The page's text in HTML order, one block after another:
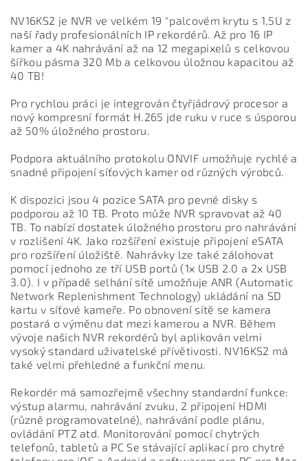
NV16KS2 je NVR ve velkém 19 "palcovém krytu s 1,5U z
naší řady profesionálních IP rekordérů. Až pro 16 IP
kamer a 4K nahrávání až na 12 megapixelů s celkovou
šířkou pásma 320 Mb a celkovou úložnou kapacitou až
40 TB!
Pro rychlou práci je integrován čtyřjádrový procesor a
nový kompresní formát H.265 jde ruku v ruce s úsporou
až 50% úložného prostoru.
Podpora aktuálního protokolu ONVIF umožňuje rychlé a
snadné připojení síťových kamer od různých výrobců.
K dispozici jsou 4 pozice SATA pro pevné disky s
podporou až 10 TB. Proto může NVR spravovat až 40
TB. To nabízí dostatek úložného prostoru pro nahrávání
v rozlišení 4K. Jako rozšíření existuje připojení eSATA
pro rozšíření úložiště. Nahrávky lze také zálohovat
pomocí jednoho ze tří USB portů (1x USB 2.0 a 2x USB
3.0). I v případě selhání sítě umožňuje ANR (Automatic
Network Replenishment Technology) ukládání na SD
kartu v síťové kameře. Po obnovení sítě se kamera
postará o výměnu dat mezi kamerou a NVR. Během
vývoje našich NVR rekordérů byl aplikován velmi
vysoký standard uživatelské přívětivosti. NV16KS2 má
také velmi přehledné a funkční menu.
Rekordér má samozřejmě všechny standardní funkce:
výstup alarmu, nahrávání zvuku, 2 připojení HDMI
(různě programovatelné), nahrávání podle plánu,
ovládání PTZ atd. Monitorování pomocí chytrých
telefonů, tabletů a PC Se stávající aplikací pro chytré